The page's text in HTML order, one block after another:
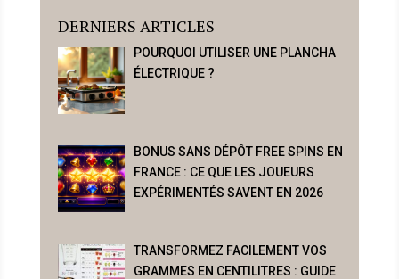
DERNIERS ARTICLES
POURQUOI UTILISER UNE PLANCHA
ÉLECTRIQUE ?
BONUS SANS DÉPÔT FREE SPINS EN
FRANCE : CE QUE LES JOUEURS
EXPÉRIMENTÉS SAVENT EN 2026
TRANSFORMEZ FACILEMENT VOS
GRAMMES EN CENTILITRES : GUIDE